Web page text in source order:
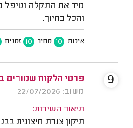
מיד את התקלה וטיפל
והכל בחיוך.
איכות 10 מחיר 10 זמנים
פרטי הלקוח שמורים
משוב: 22/07/2026
תיאור השירות:
תיקון צנרת חיצונית
9